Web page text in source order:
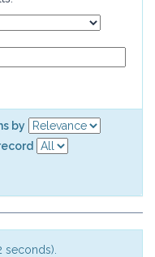
by
seconds).